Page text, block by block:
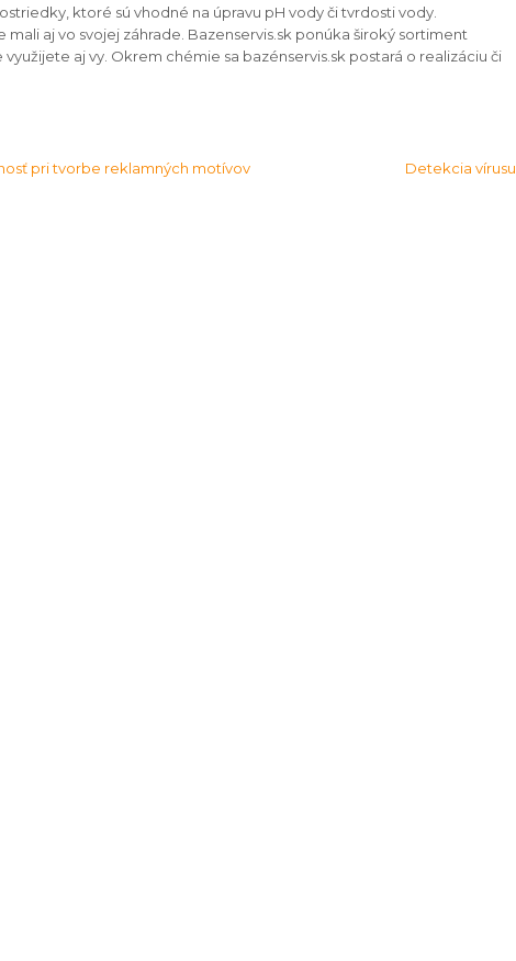
ktoré sú vhodné na úpravu pH vody či tvrdosti vody.
aj vo svojej záhrade. Bazenservis.sk ponúka široký sortiment
aj vy. Okrem chémie sa bazénservis.sk postará o realizáciu či
pri tvorbe reklamných motívov Detekcia vírusu